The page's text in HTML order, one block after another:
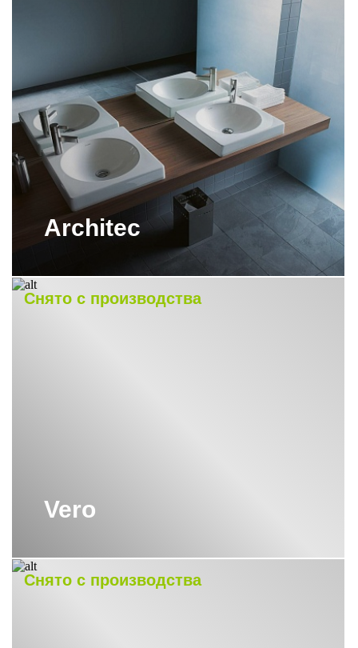
УНИТАЗЫ НАПОЛЬНЫЕ DURAVIT
УНИТАЗЫ ПОДВЕСНЫЕ DURAVIT
УНИТАЗЫ ПОДВЕСНЫЕ DURAVIT С
ФУНКЦИЕЙ БИДЕ
УНИТАЗЫ ПОДВЕСНЫЕ
БЕЗОБОДКОВЫЕ DURAVIT
УНИТАЗЫ С ФУНКЦИЕЙ БИДЕ
Architec
Снято с производства
Vero
Снято с производства